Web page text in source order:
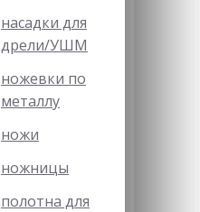
насадки для
дрели/УШМ
ножевки по
металлу
ножи
ножницы
полотна для